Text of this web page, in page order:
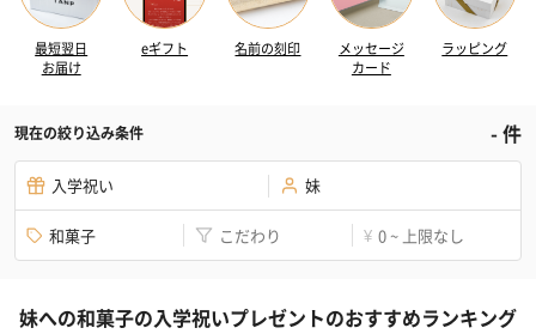
最短翌日
お届け
eギフト 名前の刻印
メッセージ
カード
ラッピング
現在の絞り込み条件 -件
入学祝い 妹
和菓子 こだわり ¥ 0 ~ 上限なし
妹への和菓子の入学祝いプレゼントのおすすめランキング